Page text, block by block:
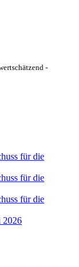
-
für die
für die
für die
2026